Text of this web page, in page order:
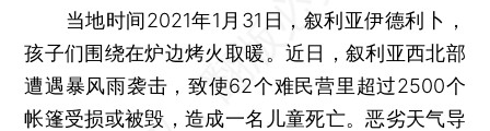
当地时间2021年1月31日，叙利亚伊德利卜，
孩子们围绕在炉边烤火取暖。近日，叙利亚西北部
遭遇暴风雨袭击，致使62个难民营里超过2500个
帐篷受损或被毁，造成一名儿童死亡。恶劣天气导